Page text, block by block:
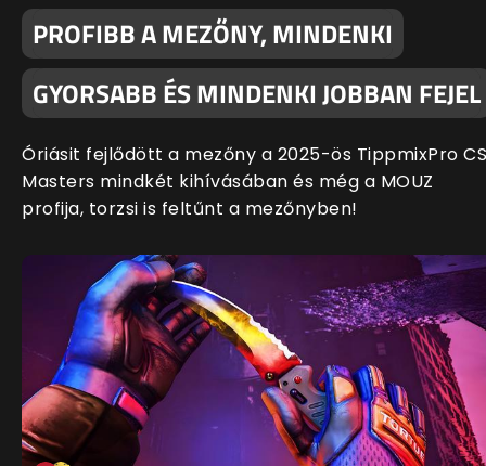
PROFIBB A MEZŐNY, MINDENKI
GYORSABB ÉS MINDENKI JOBBAN FEJEL
Óriásit fejlődött a mezőny a 2025-ös TippmixPro
Masters mindkét kihívásában és még a MOUZ
profija, torzsi is feltűnt a mezőnyben!